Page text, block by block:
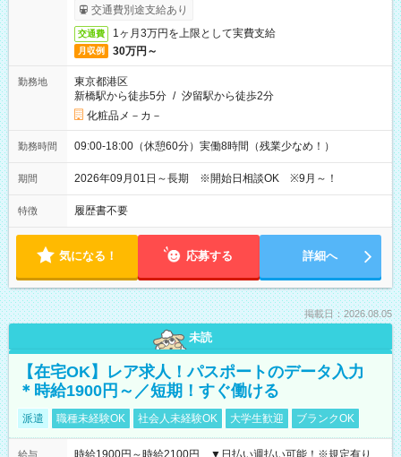
ービス利用可（利用条件有）
交通費別途支給あり
交通費 1ヶ月3万円を上限として実費支給
月収例 30万円～
勤務地
東京都港区
新橋駅から徒歩5分 / 汐留駅から徒歩2分
化粧品メ－カ－
勤務時間 09:00-18:00（休憩60分）実働8時間（残業少なめ！）
期間 2026年09月01日～長期 ※開始日相談OK ※9月～！
特徴 履歴書不要
気になる！ 応募する 詳細へ
掲載日：2026.08.05
未読
【在宅OK】レア求人！パスポートのデータ入力
＊時給1900円～／短期！すぐ働ける
派遣 職種未経験OK 社会人未経験OK 大学生歓迎 ブランクOK
給与
時給1900円～時給2100円 ▼日払い週払い可能！※規定有り